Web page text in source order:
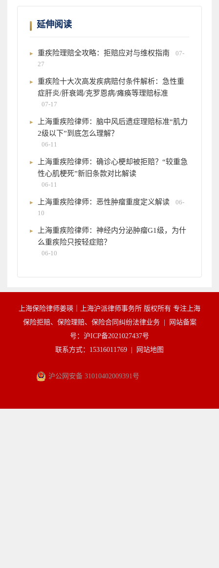
延伸阅读
重疾险理赔全攻略：拒赔应对与维权指南
07-
27
重疾险十大次高发疾病赔付条件解析：急性重
症肝炎/肝衰竭/克罗恩病/瘫痪等理赔标准
07-17
上海重疾险律师：脑中风后遗症理赔标准“肌力
2级以下”到底怎么理解？
06-11
上海重疾险律师：确诊心梗却被拒赔？“较重急
性心肌梗死”新旧条款对比解读
06-11
上海重疾险律师：恶性肿瘤重度定义解读
06-
10
上海重疾险律师：神经内分泌肿瘤G1级，为什
么重疾险只按轻症赔？
06-10
上海保险律师姜瑛｜上海沪派律师事务所 版权所有 专注上海
保险拒赔、保险理赔、保险合同纠纷法律业务 |
网站备案
号：沪ICP备2021027437号
联系方式：15316011769 |
网站地图
沪公网安备 31010402009391号